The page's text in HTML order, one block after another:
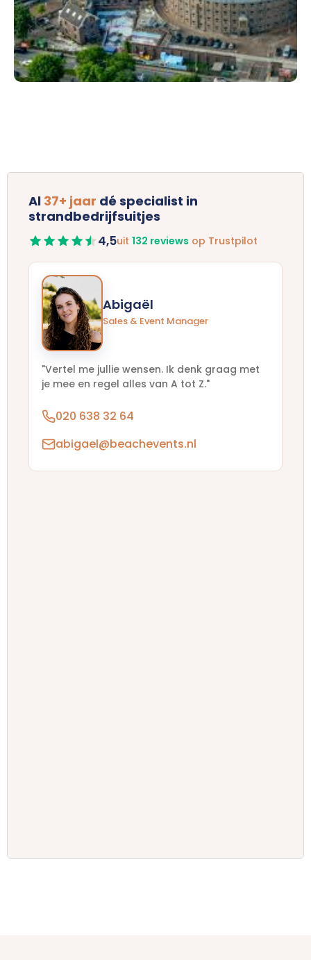
Al 37+ jaar dé specialist in
strandbedrijfsuitjes
4,5uit 132 reviews op Trustpilot
Abigaël
Sales & Event Manager
"Vertel me jullie wensen. Ik denk graag met
je mee en regel alles van A tot Z."
020 638 32 64
abigael@beachevents.nl